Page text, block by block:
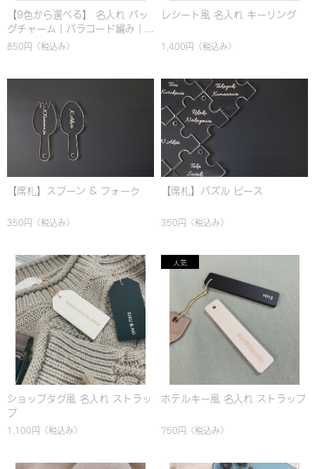
【9色から選べる】 名入れ バッ
グチャーム｜パラコード編み｜
シンプル｜カラフル｜おしゃれ
850円 （税込み）
レシート風 名入れ キーリング
1,400円 （税込み）
【席札】スプーン & フォーク
350円 （税込み）
【席札】パズル ピース
350円 （税込み）
ショップタグ風 名入れ ストラッ
プ
1,100円 （税込み）
ホテルキー風 名入れ ストラップ
750円 （税込み）